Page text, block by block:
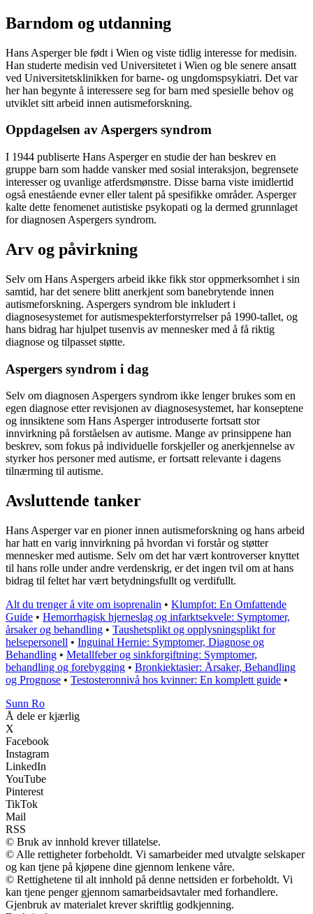
Barndom og utdanning
Hans Asperger ble født i Wien og viste tidlig interesse for medisin.
Han studerte medisin ved Universitetet i Wien og ble senere ansatt
ved Universitetsklinikken for barne- og ungdomspsykiatri. Det var
her han begynte å interessere seg for barn med spesielle behov og
utviklet sitt arbeid innen autismeforskning.
Oppdagelsen av Aspergers syndrom
I 1944 publiserte Hans Asperger en studie der han beskrev en
gruppe barn som hadde vansker med sosial interaksjon, begrensete
interesser og uvanlige atferdsmønstre. Disse barna viste imidlertid
også enestående evner eller talent på spesifikke områder. Asperger
kalte dette fenomenet autistiske psykopati og la dermed grunnlaget
for diagnosen Aspergers syndrom.
Arv og påvirkning
Selv om Hans Aspergers arbeid ikke fikk stor oppmerksomhet i sin
samtid, har det senere blitt anerkjent som banebrytende innen
autismeforskning. Aspergers syndrom ble inkludert i
diagnosesystemet for autismespekterforstyrrelser på 1990-tallet, og
hans bidrag har hjulpet tusenvis av mennesker med å få riktig
diagnose og tilpasset støtte.
Aspergers syndrom i dag
Selv om diagnosen Aspergers syndrom ikke lenger brukes som en
egen diagnose etter revisjonen av diagnosesystemet, har konseptene
og innsiktene som Hans Asperger introduserte fortsatt stor
innvirkning på forståelsen av autisme. Mange av prinsippene han
beskrev, som fokus på individuelle forskjeller og anerkjennelse av
styrker hos personer med autisme, er fortsatt relevante i dagens
tilnærming til autisme.
Avsluttende tanker
Hans Asperger var en pioner innen autismeforskning og hans arbeid
har hatt en varig innvirkning på hvordan vi forstår og støtter
mennesker med autisme. Selv om det har vært kontroverser knyttet
til hans rolle under andre verdenskrig, er det ingen tvil om at hans
bidrag til feltet har vært betydningsfullt og verdifullt.
Alt du trenger å vite om isoprenalin • Klumpfot: En Omfattende
Guide • Hemorrhagisk hjerneslag og infarktsekvele: Symptomer,
årsaker og behandling • Taushetsplikt og opplysningsplikt for
helsepersonell • Inguinal Hernie: Symptomer, Diagnose og
Behandling • Metallfeber og sinkforgiftning: Symptomer,
behandling og forebygging • Bronkiektasier: Årsaker, Behandling
og Prognose • Testosteronnivå hos kvinner: En komplett guide •
Sunn Ro
Å dele er kjærlig
X
Facebook
Instagram
LinkedIn
YouTube
Pinterest
TikTok
Mail
RSS
© Bruk av innhold krever tillatelse.
© Alle rettigheter forbeholdt. Vi samarbeider med utvalgte selskaper
og kan tjene på kjøpene dine gjennom lenkene våre.
© Rettighetene til alt innhold på denne nettsiden er forbeholdt. Vi
kan tjene penger gjennom samarbeidsavtaler med forhandlere.
Gjenbruk av materialet krever skriftlig godkjenning.